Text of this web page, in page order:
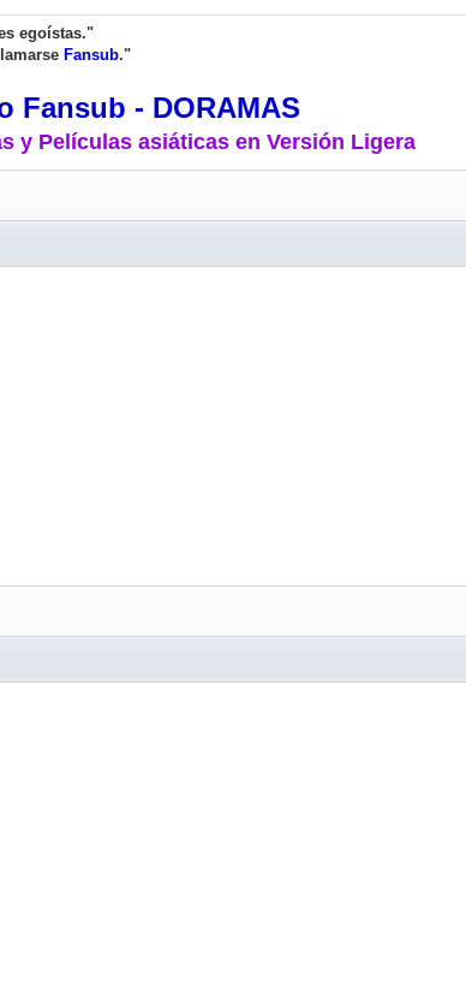
egoístas."
Fansub."
Fansub - DORAMAS
y Películas asiáticas en Versión Ligera